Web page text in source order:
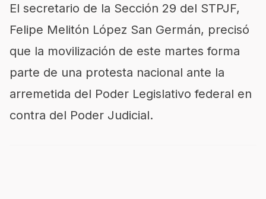
El secretario de la Sección 29 del STPJF,
Felipe Melitón López San Germán, precisó
que la movilización de este martes forma
parte de una protesta nacional ante la
arremetida del Poder Legislativo federal en
contra del Poder Judicial.